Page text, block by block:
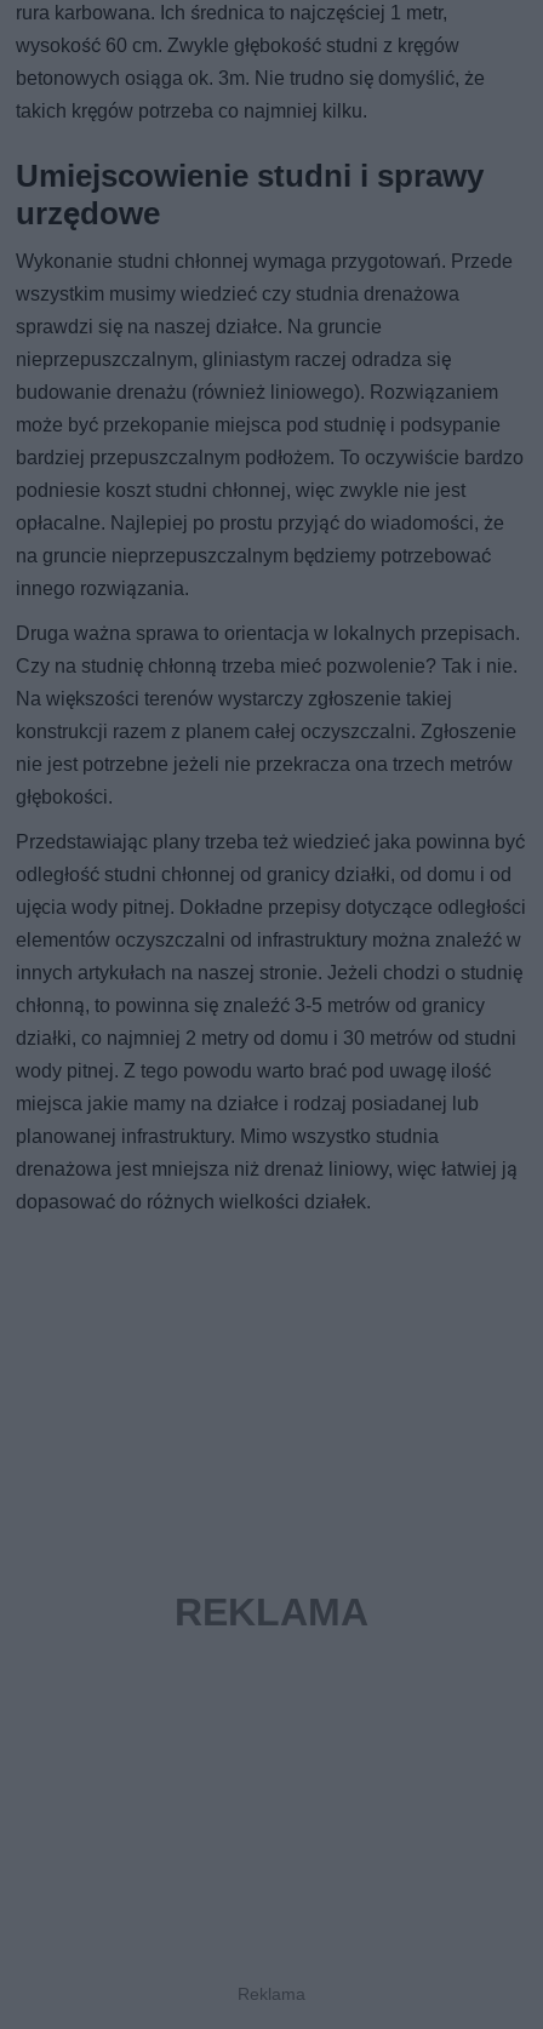
rura karbowana. Ich średnica to najczęściej 1 metr,
wysokość 60 cm. Zwykle głębokość studni z kręgów
betonowych osiąga ok. 3m. Nie trudno się domyślić, że
takich kręgów potrzeba co najmniej kilku.
Umiejscowienie studni i sprawy
urzędowe
Wykonanie studni chłonnej wymaga przygotowań. Przede
wszystkim musimy wiedzieć czy studnia drenażowa
sprawdzi się na naszej działce. Na gruncie
nieprzepuszczalnym, gliniastym raczej odradza się
budowanie drenażu (również liniowego). Rozwiązaniem
może być przekopanie miejsca pod studnię i podsypanie
bardziej przepuszczalnym podłożem. To oczywiście bardzo
podniesie koszt studni chłonnej, więc zwykle nie jest
opłacalne. Najlepiej po prostu przyjąć do wiadomości, że
na gruncie nieprzepuszczalnym będziemy potrzebować
innego rozwiązania.
Druga ważna sprawa to orientacja w lokalnych przepisach.
Czy na studnię chłonną trzeba mieć pozwolenie? Tak i nie.
Na większości terenów wystarczy zgłoszenie takiej
konstrukcji razem z planem całej oczyszczalni. Zgłoszenie
nie jest potrzebne jeżeli nie przekracza ona trzech metrów
głębokości.
Przedstawiając plany trzeba też wiedzieć jaka powinna być
odległość studni chłonnej od granicy działki, od domu i od
ujęcia wody pitnej. Dokładne przepisy dotyczące odległości
elementów oczyszczalni od infrastruktury można znaleźć w
innych artykułach na naszej stronie. Jeżeli chodzi o studnię
chłonną, to powinna się znaleźć 3-5 metrów od granicy
działki, co najmniej 2 metry od domu i 30 metrów od studni
wody pitnej. Z tego powodu warto brać pod uwagę ilość
miejsca jakie mamy na działce i rodzaj posiadanej lub
planowanej infrastruktury. Mimo wszystko studnia
drenażowa jest mniejsza niż drenaż liniowy, więc łatwiej ją
dopasować do różnych wielkości działek.